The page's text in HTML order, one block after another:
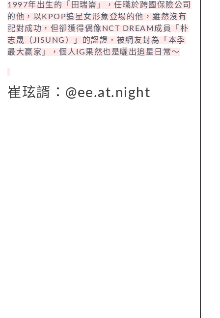
1997年出生的「田瑞崙」，任職於跨國保險公司
的他，以KPOP追星女形象登場的他，雖然沒有
配對成功，但卻獲得偶像NCT DREAM成員「朴
志晟（JISUNG）」的認證，被網友封為「本季
最大贏家」，個人IG果然也是曬出追星日常～
崔玹諝：@ee.at.night